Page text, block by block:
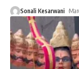
Sonali Kesarwani